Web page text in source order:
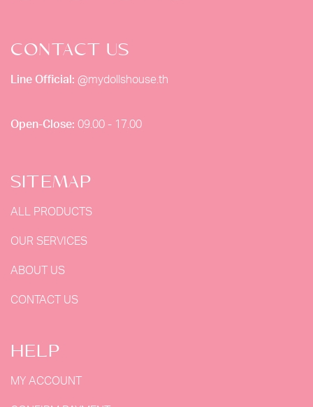
CONTACT US
Line Official: @mydollshouse.th
Open-Close: 09.00 - 17.00
SITEMAP
ALL PRODUCTS
OUR SERVICES
ABOUT US
CONTACT US
HELP
MY ACCOUNT